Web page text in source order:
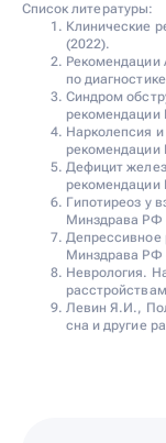
Список литературы:
Клинические
(2022).
Рекомендации
по
Синдром
Нарколепсия
рекомендации
Дефицит
Гипотиреоз у
Минздрава РФ
Депрессивное
Минздрава РФ
Неврология.
Левин Я.И.,
сна и другие